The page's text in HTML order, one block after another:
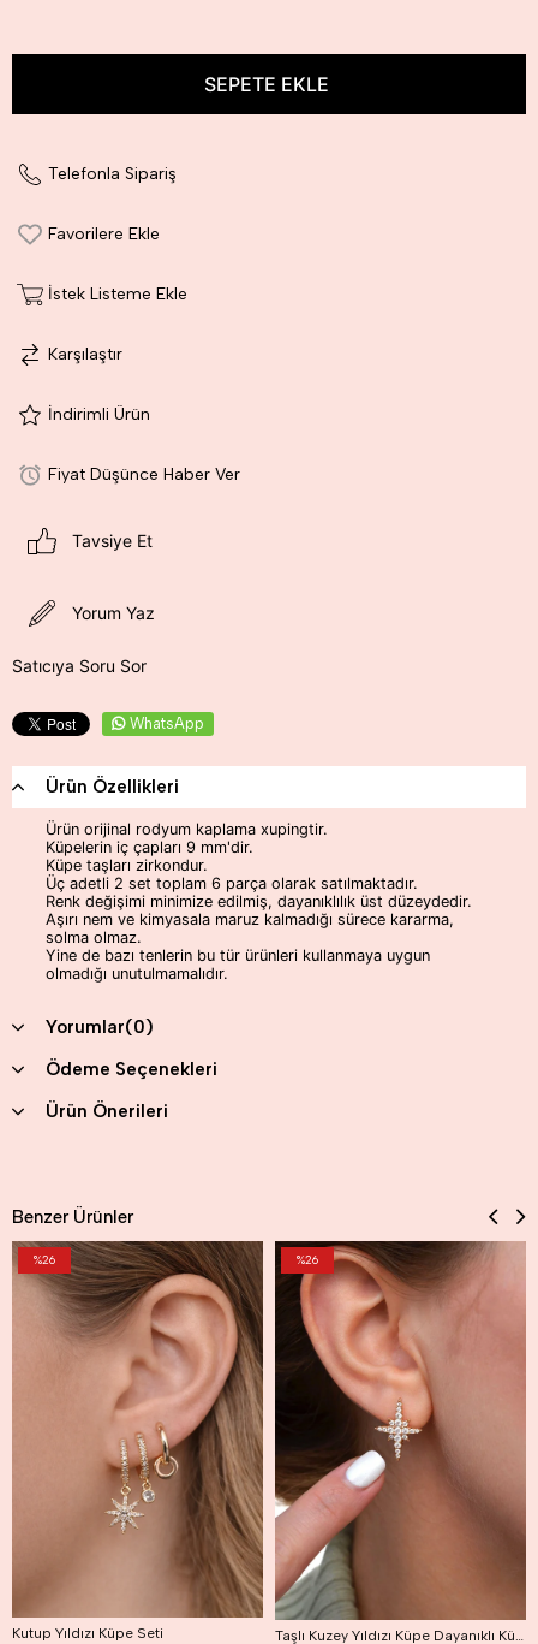
Telefonla Sipariş
Favorilere Ekle
İstek Listeme Ekle
Karşılaştır
İndirimli Ürün
Fiyat Düşünce Haber Ver
Tavsiye Et
Yorum Yaz
Satıcıya Soru Sor
WhatsApp
Ürün Özellikleri
Ürün orijinal rodyum kaplama xupingtir.
Küpelerin iç çapları 9 mm'dir.
Küpe taşları zirkondur.
Üç adetli 2 set toplam 6 parça olarak satılmaktadır.
Renk değişimi minimize edilmiş, dayanıklılık üst düzeydedir.
Aşırı nem ve kimyasala maruz kalmadığı sürece kararma,
solma olmaz.
Yine de bazı tenlerin bu tür ürünleri kullanmaya uygun
olmadığı unutulmamalıdır.
Yorumlar(0)
Ödeme Seçenekleri
Ürün Önerileri
Benzer Ürünler
Kutup Yıldızı Küpe Seti
%26
Taşlı Kuzey Yıldızı Küpe Dayanıklı Küpe Kutup Yıldızı Küpe
%26